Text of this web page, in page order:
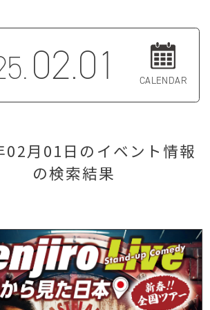
02.01 CALENDAR
02月01日のイベント情報
の検索結果